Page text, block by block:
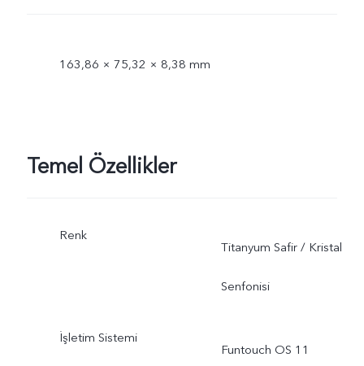
163,86 × 75,32 × 8,38 mm
Temel Özellikler
Renk
Titanyum Safir / Kristal
Senfonisi
İşletim Sistemi
Funtouch OS 11